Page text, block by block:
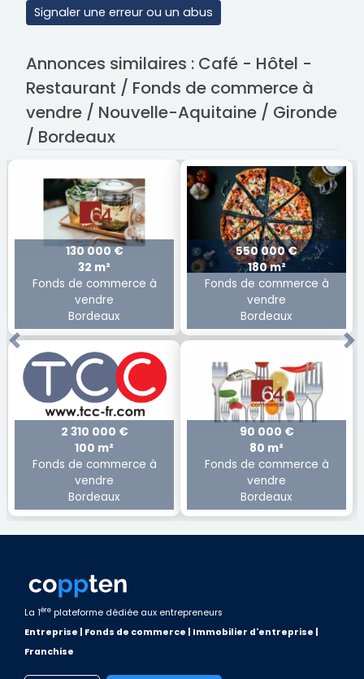
Signaler une erreur ou un abus
Annonces similaires : Café - Hôtel -
Restaurant / Fonds de commerce à
vendre / Nouvelle-Aquitaine / Gironde
/ Bordeaux
130 000 €
32 m²
Fonds de commerce à
vendre
Bordeaux
550 000 €
180 m²
Fonds de commerce à
vendre
Bordeaux
2 310 000 €
100 m²
Fonds de commerce à
vendre
Bordeaux
90 000 €
80 m²
Fonds de commerce à
vendre
Bordeaux
Previous
La 1ère plateforme dédiée aux entrepreneurs
Entreprise | Fonds de commerce | Immobilier d'entreprise |
Franchise